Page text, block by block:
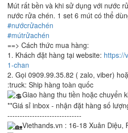
Mút rất bền và khi sử dụng với nước
nước rửa chén. 1 set 6 mút có thể
#nướcrửachén
#mútrửachén
==> Cách thức mua hàng:
1. Khách đặt hàng tại website: https://
1-chan
2. Gọi 0909.99.35.82 ( zalo, viber)
:truck: Ship hàng toàn quốc
Giao hàng thu tiền hoặc chuyển
**Giá sỉ inbox - nhận đặt hàng số
------------------------------
Viethands.vn : 16-18 Xuân Diệu,